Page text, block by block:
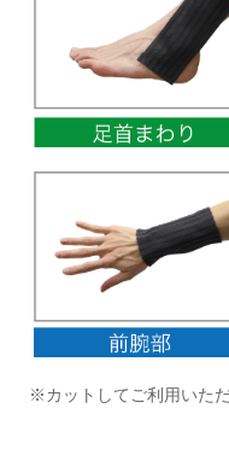
※カットしてご利用いた